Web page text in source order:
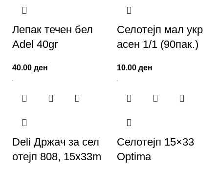
Лепак течен бел
Adel 40gr
40.00 ден
Селотејп мал укр
асен 1/1 (90пак.)
10.00 ден
Deli Држач за сел
отејп 808, 15x33m
Селотејп 15×33
Optima